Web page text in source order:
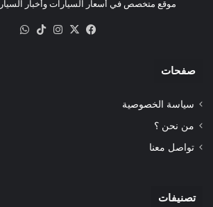
موقع متخصص في أسعار السيارات وأخبار
فيسبوك
‫X انستقرام‫TikTok
صفحات
سياسة الخصوصية
من نحن ؟
تواصل معنا
تصنيفات